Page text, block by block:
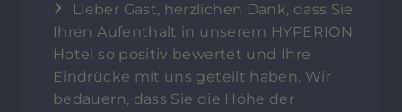
Lieber Gast, herzlichen Dank, dass Sie
Ihren Aufenthalt in unserem HYPERION
Hotel so positiv bewertet und Ihre
Eindrücke mit uns geteilt haben. Wir
bedauern, dass Sie die Höhe der